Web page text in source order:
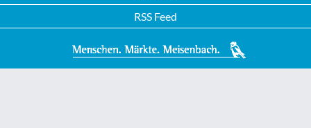
RSS Feed